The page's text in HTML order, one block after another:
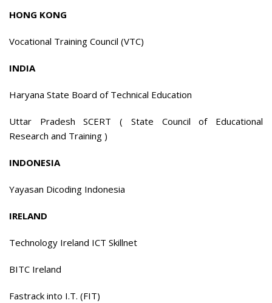
HONG KONG
Vocational Training Council (VTC)
INDIA
Haryana State Board of Technical Education
Uttar Pradesh SCERT ( State Council of Educational
Research and Training )
INDONESIA
Yayasan Dicoding Indonesia
IRELAND
Technology Ireland ICT Skillnet
BITC Ireland
Fastrack into I.T. (FIT)